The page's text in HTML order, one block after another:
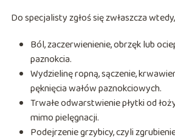
Do specjalisty zgłoś się zwłaszcza
Ból, zaczerwienienie, obrzęk lub
paznokcia.
Wydzielinę ropną, sączenie,
pęknięcia wałów paznokciowych.
Trwałe odwarstwienie płytki od
mimo pielęgnacji.
Podejrzenie grzybicy, czyli